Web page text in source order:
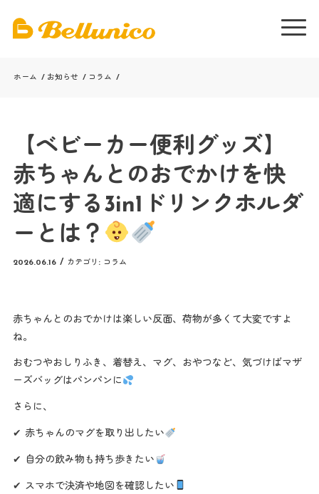
ホーム / お知らせ / コラム /
【ベビーカー便利グッズ】
赤ちゃんとのおでかけを快
適にする3in1ドリンクホルダ
ーとは？
2026.06.16 / カテゴリ: コラム
赤ちゃんとのおでかけは楽しい反面、荷物が多くて大変ですよ
ね。
おむつやおしりふき、着替え、マグ、おやつなど、気づけばマザ
ーズバッグはパンパンに
さらに、
✔ 赤ちゃんのマグを取り出したい
✔ 自分の飲み物も持ち歩きたい
✔ スマホで決済や地図を確認したい